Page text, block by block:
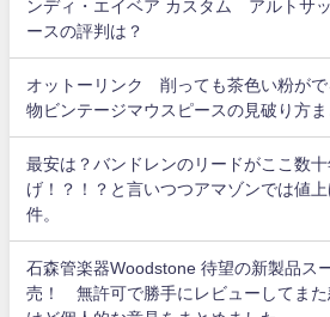
ンディ・エイベア カスタム アルトサ
ースの評判は？
オットーリンク 削っても茶色い粉が
物ビンテージマウスピースの見破り方ま
最安は？バンドレンのリードがここ数
げ！？！？と言いつつアマゾンでは値
件。
石森管楽器Woodstone 待望の新製品ス
売！ 無許可で勝手にレビューしてまた